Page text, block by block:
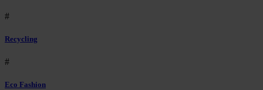
#
Recycling
#
Eco Fashion